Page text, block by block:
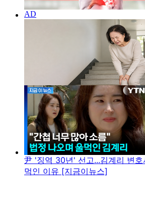
尹 '징역 30년' 선고...김계리 변
먹인 이유 [지금이뉴스]